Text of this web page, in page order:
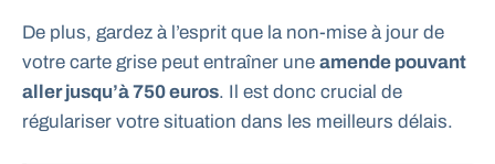
De plus, gardez à l’esprit que la non-mise à jour de
votre carte grise peut entraîner une amende pouvant
aller jusqu’à 750 euros. Il est donc crucial de
régulariser votre situation dans les meilleurs délais.